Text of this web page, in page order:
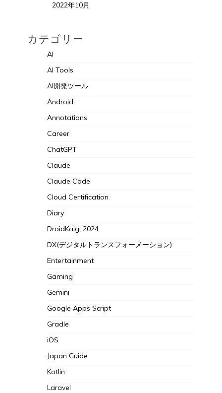
2022年10月
カテゴリー
AI
AI Tools
AI開発ツール
Android
Annotations
Career
ChatGPT
Claude
Claude Code
Cloud Certification
Diary
DroidKaigi 2024
DX(デジタルトランスフォーメーション)
Entertainment
Gaming
Gemini
Google Apps Script
Gradle
iOS
Japan Guide
Kotlin
Laravel